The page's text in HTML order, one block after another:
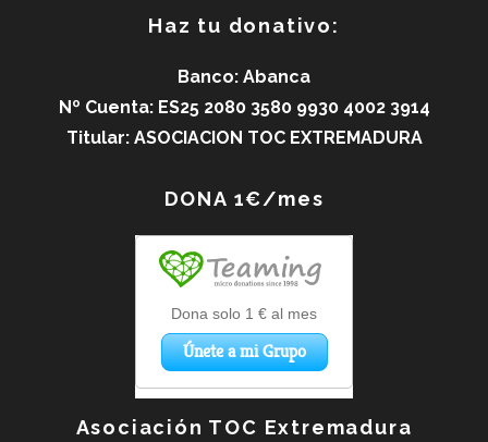
Haz tu donativo:
Banco: Abanca
Nº Cuenta: ES25 2080 3580 9930 4002 3914
Titular: ASOCIACION TOC EXTREMADURA
DONA 1€/mes
Asociación TOC Extremadura